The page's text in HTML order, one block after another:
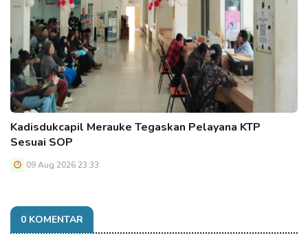
Kadisdukcapil Merauke Tegaskan Pelayana KTP
Sesuai SOP
09 Aug 2026 23:33
0 KOMENTAR